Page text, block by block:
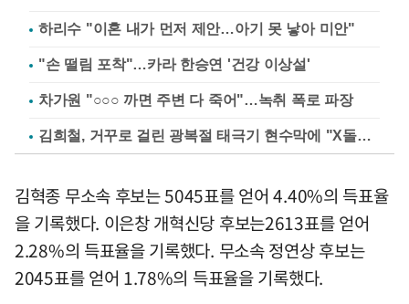
하리수 "이혼 내가 먼저 제안…아기 못 낳아 미안"
"손 떨림 포착"…카라 한승연 '건강 이상설'
차가원 "○○○ 까면 주변 다 죽어"…녹취 폭로 파장
김희철, 거꾸로 걸린 광복절 태극기 현수막에 "X돌았네"
김혁종 무소속 후보는 5045표를 얻어 4.40%의 득표율
을 기록했다. 이은창 개혁신당 후보는2613표를 얻어
2.28%의 득표율을 기록했다. 무소속 정연상 후보는
2045표를 얻어 1.78%의 득표율을 기록했다.